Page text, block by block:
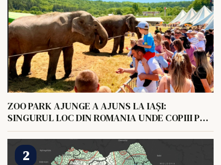
ZOO PARK AJUNGE A AJUNS LA IAȘI:
SINGURUL LOC DIN ROMANIA UNDE COPIII POT
HRANI UN ELEFANT